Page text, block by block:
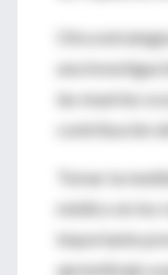
Otra
una
las muertes
contribución
Tomar la
médico en los
importante
aprendizaje a